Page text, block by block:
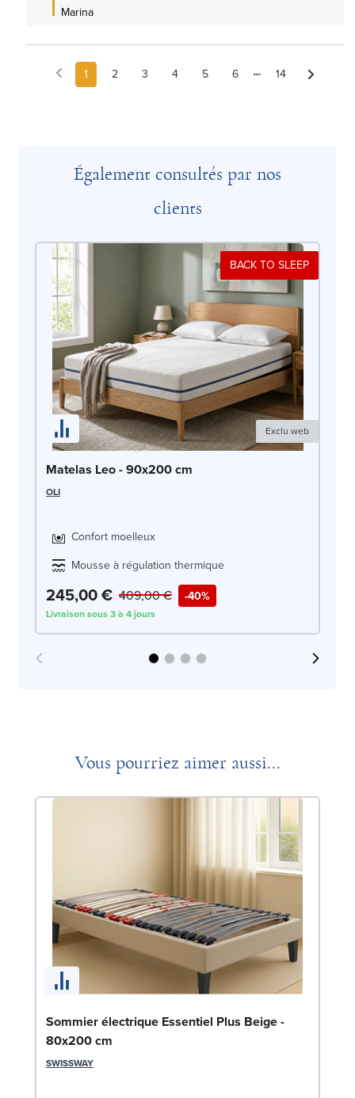
Marina
1 2 3 4 5 6 14
Également consultés par nos
clients
BACK TO SLEEP
Exclu web
Matelas Leo - 90x200 cm
OLI
Confort moelleux
Mousse à régulation thermique
245,00 € -40%
409,00 €
Livraison sous 3 à 4 jours
Vous pourriez aimer aussi...
Sommier électrique Essentiel Plus Beige -
80x200 cm
SWISSWAY